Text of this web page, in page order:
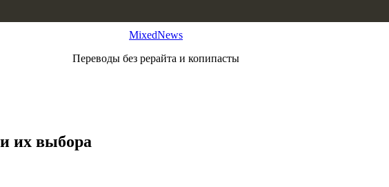
MixedNews
Переводы без рерайта и копипасты
их выбора